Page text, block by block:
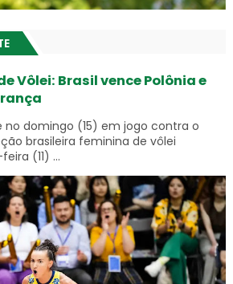
Vôlei: Brasil vence Polônia e
no domingo (15) em jogo contra o
brasileira feminina de vôlei
(11) ...